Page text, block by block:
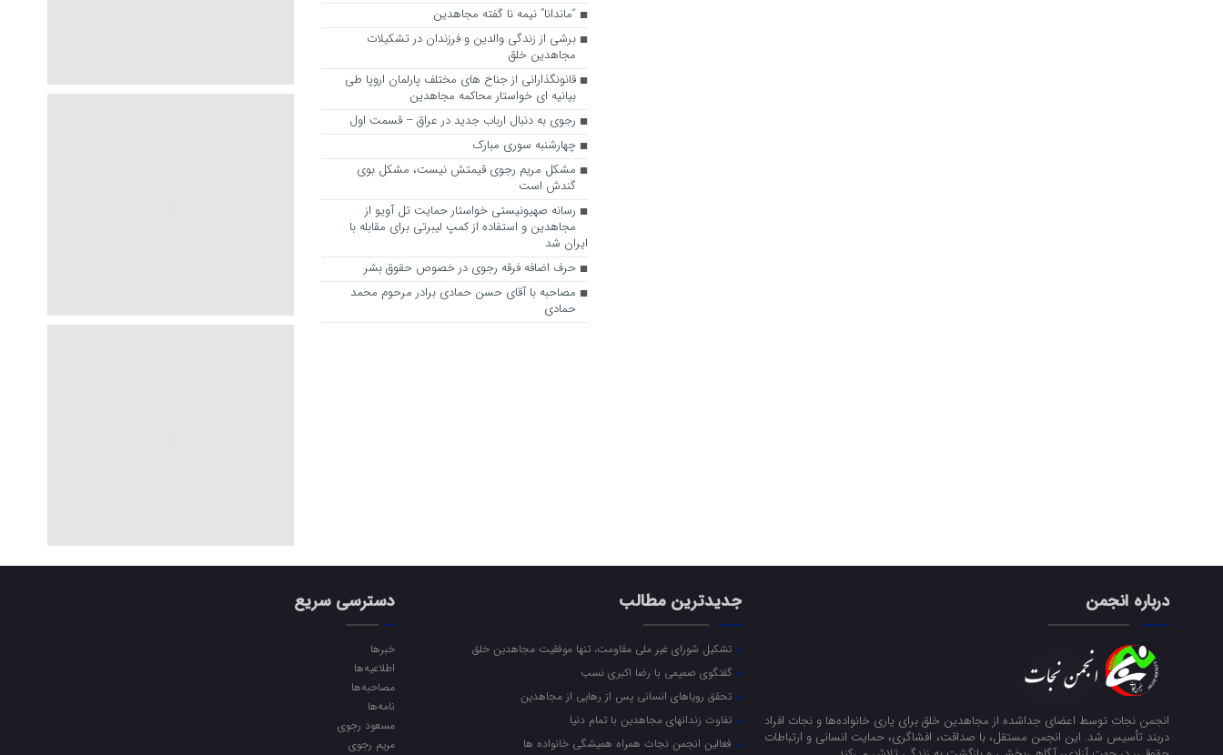
“ماندانا” نیمه نا گفته مجاهدین
برشی از زندگی والدین و فرزندان در تشکیلات
مجاهدین خلق
قانونگذارانی از جناح های مختلف پارلمان اروپا طی
بیانیه ای خواستار محاکمه مجاهدین
رجوی به دنبال ارباب جدید در عراق – قسمت اول
چهارشنبه سوری مبارک
مشکل مریم رجوی قیمتش نیست، مشکل بوی
گندش است
رسانه صهیونیستی خواستار حمایت تل آویو از
مجاهدین و استفاده از کمپ لیبرتی برای مقابله با
ایران شد
حرف اضافه فرقه رجوی در خصوص حقوق بشر
مصاحبه با آقای حسن حمادی برادر مرحوم محمد
حمادی
درباره انجمن
انجمن نجات توسط اعضای جداشده از مجاهدین خلق برای یاری خانواده‌ها و نجات افراد
دربند تأسیس شد. این انجمن مستقل، با صداقت، افشاگری، حمایت انسانی و ارتباطات
جدیدترین مطالب
تشکیل شورای غیر ملی مقاومت، تنها موفقیت مجاهدین خلق
گفتگوی صمیمی با رضا اکبری نسب
تحقق رویاهای انسانی پس از رهایی از مجاهدین
تفاوت زندانهای مجاهدین با تمام دنیا
فعالین انجمن نجات همراه همیشگی خانواده ها
دسترسی سریع
خبرها
اطلاعیه‌ها
مصاحبه‌ها
نامه‌ها
مسعود رجوی
مریم رجوی